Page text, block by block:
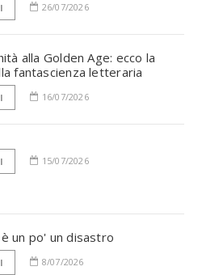
26/07/2026
alla Golden Age: ecco la
fantascienza letteraria
16/07/2026
15/07/2026
un po' un disastro
8/07/2026